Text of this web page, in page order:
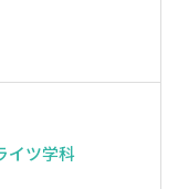
イツ学科